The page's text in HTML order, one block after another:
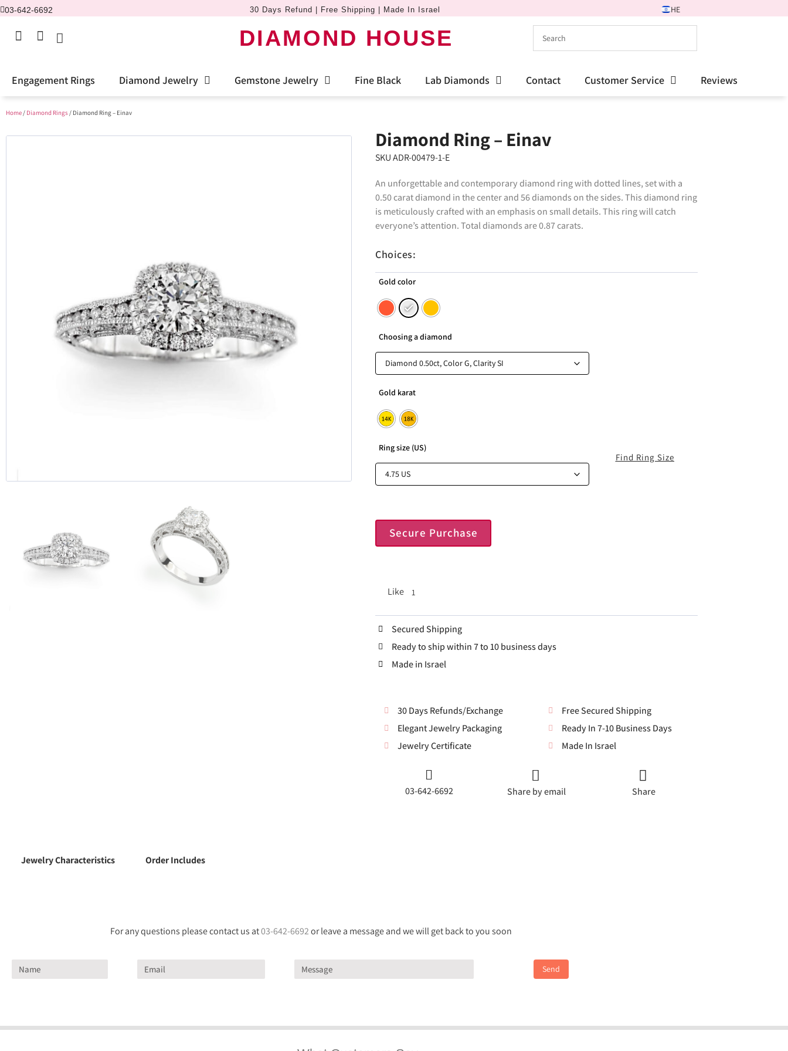
03-642-6692 30 Days Refund | Free Shipping | Made In Israel HE
DIAMOND HOUSE
Engagement Rings Diamond Jewelry Gemstone Jewelry Fine Black Lab Diamonds Contact Customer Service Reviews
Home/ Diamond Rings/ Diamond Ring – Einav
Diamond Ring – Einav
SKU ADR-00479-1-E
An unforgettable and contemporary diamond ring with dotted lines, set with a
0.50 carat diamond in the center and 56 diamonds on the sides. This diamond ring
is meticulously crafted with an emphasis on small details. This ring will catch
everyone’s attention. Total diamonds are 0.87 carats.
Choices:
Gold color
Choosing a diamond
Gold karat
Ring size (US)
Secure Purchase
Like 1
Find Ring Size
Secured Shipping
Ready to ship within 7 to 10 business days
Made in Israel
30 Days Refunds/Exchange
Elegant Jewelry Packaging
Jewelry Certificate
Free Secured Shipping
Ready In 7-10 Business Days
Made In Israel
03-642-6692 Share by email Share
Jewelry Characteristics Order Includes
For any questions please contact us at03-642-6692or leave a message and we will get back to you soon
Send